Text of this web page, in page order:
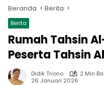
Beranda Berita
Berita
Rumah Tahsin
Peserta Tahsin
Didik Triono
2 Min
26 Januari 2026